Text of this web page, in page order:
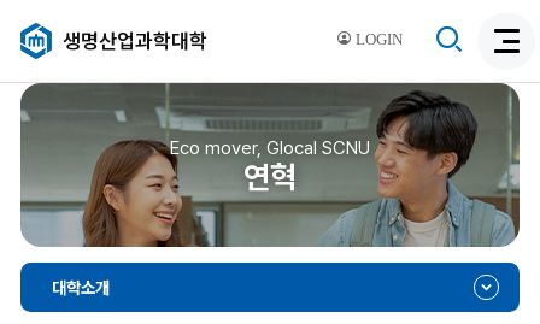
LOGIN
생명산업과학대학
색
활
성
색
Eco mover, Glocal SCNU
연혁
대학소개